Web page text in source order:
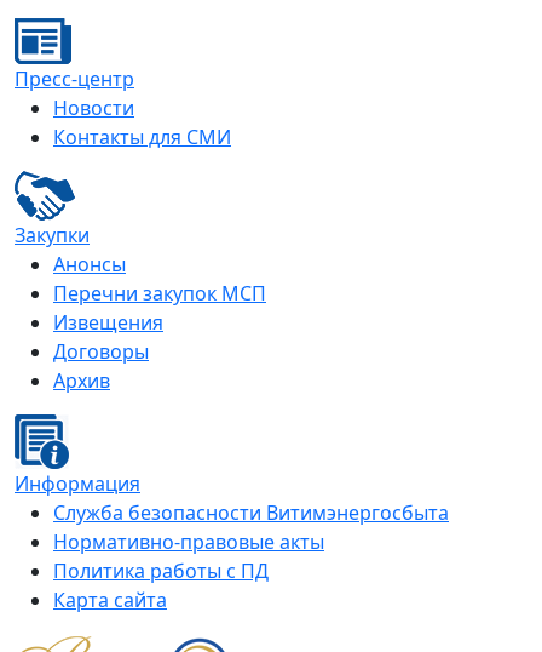
Пресс-центр
Новости
Контакты для СМИ
Закупки
Анонсы
Перечни закупок МСП
Извещения
Договоры
Архив
Информация
Служба безопасности Витимэнергосбыта
Нормативно-правовые акты
Политика работы с ПД
Карта сайта